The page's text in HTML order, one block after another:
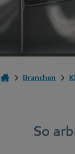
Branchen
So